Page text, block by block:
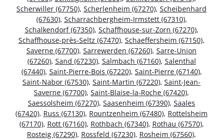
Scherwiller (67750), Scherlenheim (67270), Scheibenhard
(67630), Scharrachbergheim-Irmstett (67310),
Schalkendorf (67350), Schaffhouse-sur-Zorn (67270),
Schaffhouse-près-Seltz (67470), Schaeffersheim (67150),
Saverne (67700), Sarrewerden (67260), Sarre-Union
(67260), Sand (67230), Salmbach (67160), Salenthal
(67440), Saint-Pierre-Bois (67220), Saint-Pierre (67140),
Saint-Nabor (67530), Saint-Martin (67220), Saint-Jean-
Saverne (67700), Saint-Blaise-la-Roche (67420),
Saessolsheim (67270), Saasenheim (67390), Saales
(67420), Russ (67130), Rountzenheim (67480), Rottelsheim
(67170), Rott (67160), Rothbach (67340), Rothau (67570),
Rosteig (67290), Rossfeld (67230), Rosheim (67560),